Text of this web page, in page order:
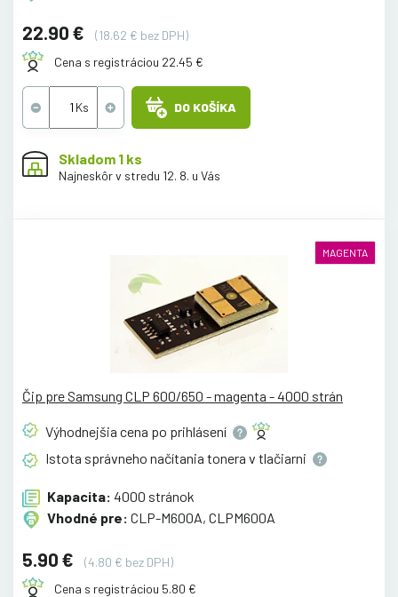
22.90 €
(18.62 € bez DPH)
Cena s registráciou 22.45 €
DO KOŠÍKA
Skladom 1 ks
Najneskôr v stredu 12. 8. u Vás
MAGENTA
Čip pre Samsung CLP 600/650 - magenta - 4000 strán
Výhodnejšia cena po prihlásení
Istota správneho načítania tonera v tlačiarni
Kapacita: 4000 stránok
Vhodné pre: CLP-M600A, CLPM600A
5.90 €
(4.80 € bez DPH)
Cena s registráciou 5.80 €